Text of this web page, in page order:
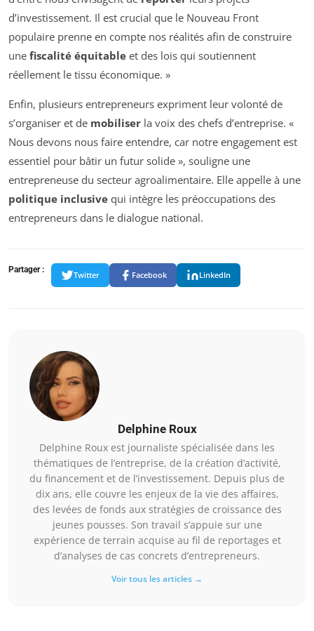
d’investissement. Il est crucial que le Nouveau Front
populaire prenne en compte nos réalités afin de construire
une fiscalité équitable et des lois qui soutiennent
réellement le tissu économique. »
Enfin, plusieurs entrepreneurs expriment leur volonté de
s’organiser et de mobiliser la voix des chefs d’entreprise. «
Nous devons nous faire entendre, car notre engagement est
essentiel pour bâtir un futur solide », souligne une
entrepreneuse du secteur agroalimentaire. Elle appelle à une
politique inclusive qui intègre les préoccupations des
entrepreneurs dans le dialogue national.
Partager :
Twitter Facebook LinkedIn
Delphine Roux
Delphine Roux est journaliste spécialisée dans les
thématiques de l’entreprise, de la création d’activité,
du financement et de l’investissement. Depuis plus de
dix ans, elle couvre les enjeux de la vie des affaires,
des levées de fonds aux stratégies de croissance des
jeunes pousses. Son travail s’appuie sur une
expérience de terrain acquise au fil de reportages et
d’analyses de cas concrets d’entrepreneurs.
Voir tous les articles →